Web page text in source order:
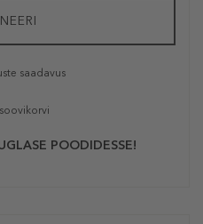
saadavus
POODIDESSE!